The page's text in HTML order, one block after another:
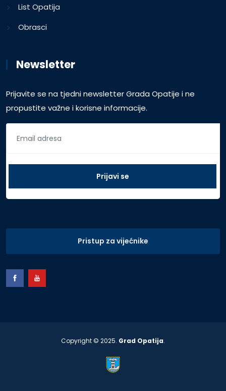
List Opatija
Obrasci
Newsletter
Prijavite se na tjedni newsletter Grada Opatije i ne
propustite važne i korisne informacije.
Pristup za vijećnike
Copyright © 2025. Grad Opatija.